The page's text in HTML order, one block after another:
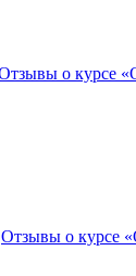
о курсе
Отзывы о курсе